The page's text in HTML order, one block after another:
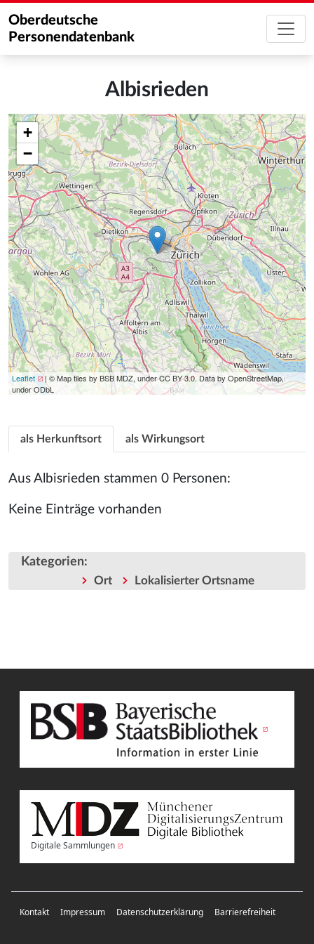
Oberdeutsche
Personendatenbank
Albisrieden
+
−
Leaflet
| © Map tiles by BSB MDZ, under CC BY 3.0. Data by OpenStreetMap,
under ODbL
als Herkunftsort als Wirkungsort
Aus Albisrieden stammen 0 Personen:
Keine Einträge vorhanden
Kategorien:
Ort Lokalisierter Ortsname
Digitale Sammlungen
Kontakt Impressum Datenschutzerklärung Barrierefreiheit